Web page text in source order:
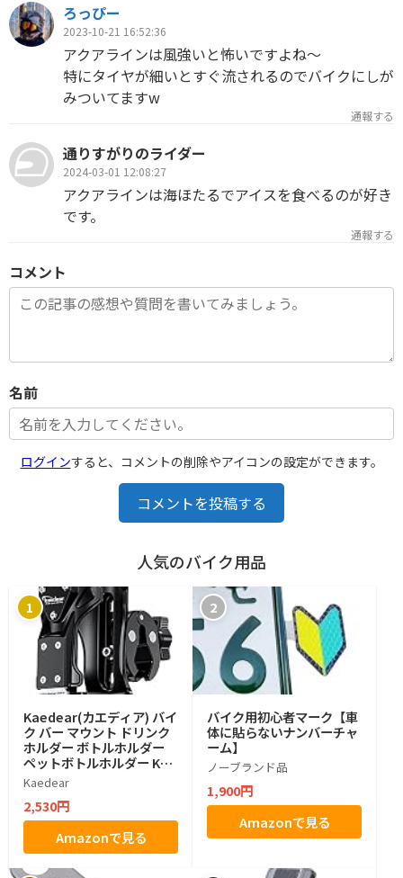
ろっぴー
2023-10-21 16:52:36
アクアラインは風強いと怖いですよね〜
特にタイヤが細いとすぐ流されるのでバイクにしが
みついてますw
通報する
通りすがりのライダー
2024-03-01 12:08:27
アクアラインは海ほたるでアイスを食べるのが好き
です。
通報する
コメント
名前
ログインすると、コメントの削除やアイコンの設定ができます。
コメントを投稿する
人気のバイク用品
1
Kaedear(カエディア) バイ
ク バー マウント ドリンク
ホルダー ボトルホルダー
ペットボトルホルダー KDR
-M21-3 (ちょうネジ)
Kaedear
2,530円
Amazonで見る
2
バイク用初心者マーク【車
体に貼らないナンバーチャ
ーム】
ノーブランド品
1,900円
Amazonで見る